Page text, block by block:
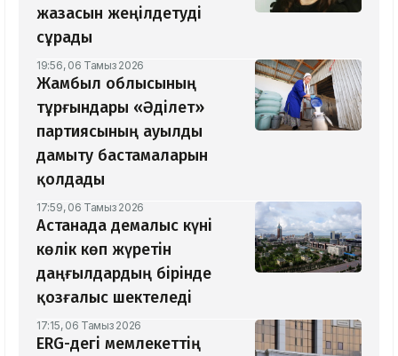
жазасын жеңілдетуді
сұрады
19:56, 06 Тамыз 2026
Жамбыл облысының
тұрғындары «Әділет»
партиясының ауылды
дамыту бастамаларын
қолдады
17:59, 06 Тамыз 2026
Астанада демалыс күні
көлік көп жүретін
даңғылдардың бірінде
қозғалыс шектеледі
17:15, 06 Тамыз 2026
ERG-дегі мемлекеттің